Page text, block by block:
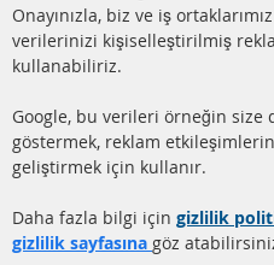
facebook
instagram
HIZLI LİNKLER
(DPF)
DİZEL PARTİKÜL FİLTRESİ
KATALİZÖR (KAT)
Onayınızla, biz ve iş
verilerinizi kişiselleştirilmiş
kullanabiliriz.
Google, bu verileri örneğin size
göstermek, reklam
geliştirmek için kullanır.
Daha fazla bilgi için gizlilik
gizlilik sayfasına göz